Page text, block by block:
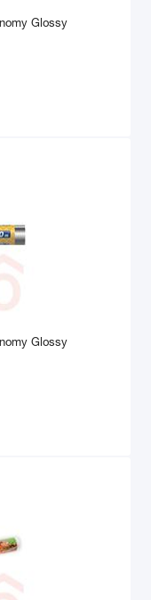
Glossy
Glossy